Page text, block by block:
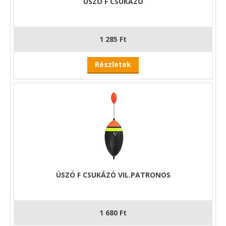
1 285 Ft
Részletek
ÚSZÓ F CSUKÁZÓ VIL.PATRONOS
1 680 Ft